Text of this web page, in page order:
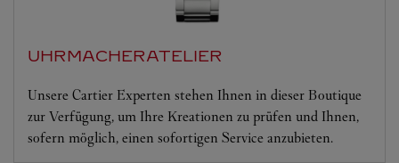
UHRMACHERATELIER
Unsere Cartier Experten stehen Ihnen in dieser Boutique
zur Verfügung, um Ihre Kreationen zu prüfen und Ihnen,
sofern möglich, einen sofortigen Service anzubieten.